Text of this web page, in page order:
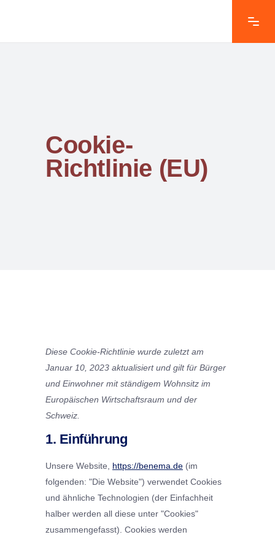
Cookie-
Richtlinie (EU)
Diese Cookie-Richtlinie wurde zuletzt am
Januar 10, 2023 aktualisiert und gilt für Bürger
und Einwohner mit ständigem Wohnsitz im
Europäischen Wirtschaftsraum und der
Schweiz.
1. Einführung
Unsere Website, https://benema.de (im
folgenden: "Die Website") verwendet Cookies
und ähnliche Technologien (der Einfachheit
halber werden all diese unter "Cookies"
zusammengefasst). Cookies werden